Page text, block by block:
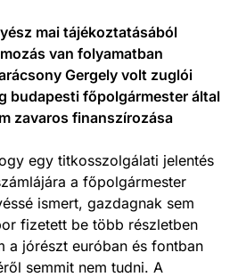
mai tájékoztatásából
van folyamatban
Gergely volt zuglói
budapesti főpolgármester által
zavaros finanszírozása
egy titkosszolgálati jelentés
a főpolgármester
ismert, gazdagnak sem
fizetett be több részletben
a jórészt euróban és fontban
semmit nem tudni. A